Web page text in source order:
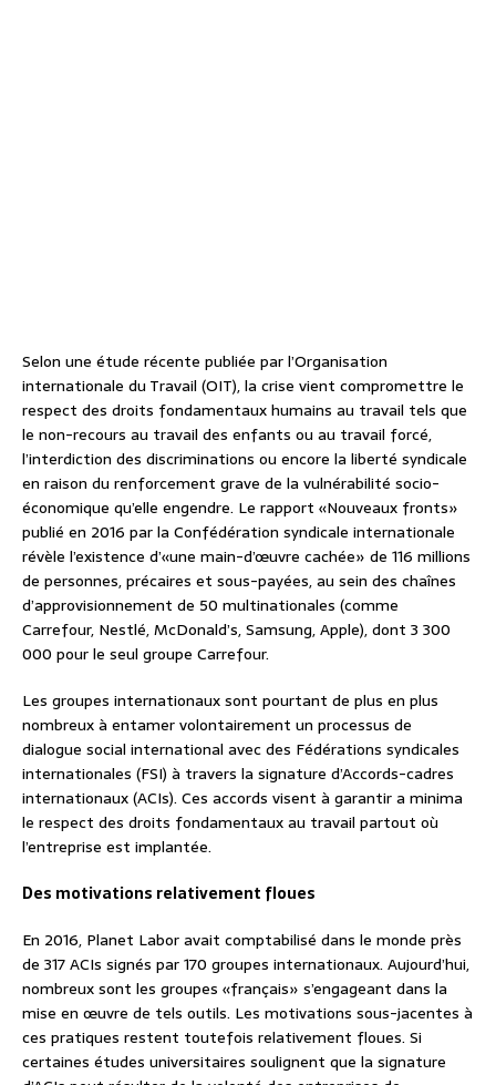
Selon une étude récente publiée par l’Organisation
internationale du Travail (OIT), la crise vient compromettre le
respect des droits fondamentaux humains au travail tels que
le non-recours au travail des enfants ou au travail forcé,
l’interdiction des discriminations ou encore la liberté syndicale
en raison du renforcement grave de la vulnérabilité socio-
économique qu’elle engendre. Le rapport «Nouveaux fronts»
publié en 2016 par la Confédération syndicale internationale
révèle l’existence d’«une main-d’œuvre cachée» de 116 millions
de personnes, précaires et sous-payées, au sein des chaînes
d’approvisionnement de 50 multinationales (comme
Carrefour, Nestlé, McDonald’s, Samsung, Apple), dont 3 300
000 pour le seul groupe Carrefour.
Les groupes internationaux sont pourtant de plus en plus
nombreux à entamer volontairement un processus de
dialogue social international avec des Fédérations syndicales
internationales (FSI) à travers la signature d’Accords-cadres
internationaux (ACIs). Ces accords visent à garantir a minima
le respect des droits fondamentaux au travail partout où
l’entreprise est implantée.
Des motivations relativement floues
En 2016, Planet Labor avait comptabilisé dans le monde près
de 317 ACIs signés par 170 groupes internationaux. Aujourd’hui,
nombreux sont les groupes «français» s’engageant dans la
mise en œuvre de tels outils. Les motivations sous-jacentes à
ces pratiques restent toutefois relativement floues. Si
certaines études universitaires soulignent que la signature